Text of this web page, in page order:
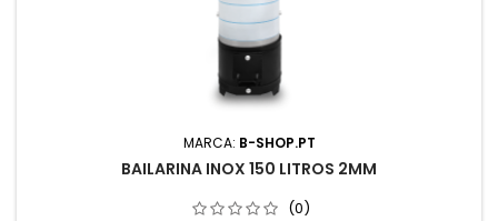
MARCA: B-SHOP.PT
BAILARINA INOX 150 LITROS 2MM
(0)